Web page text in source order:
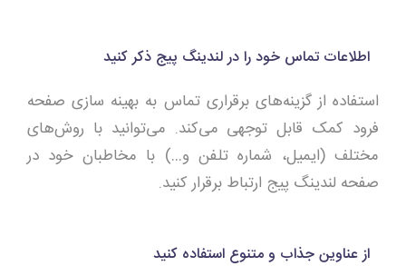
اطلاعات تماس خود را در لندینگ پیج ذکر کنید
استفاده از گزینه‌های برقراری تماس به بهینه سازی صفحه
فرود کمک قابل توجهی می‌کند. می‌توانید با روش‌های
مختلف (ایمیل، شماره تلفن و…) با مخاطبان خود در
صفحه لندینگ پیج ارتباط برقرار کنید.
از عناوین جذاب و متنوع استفاده کنید